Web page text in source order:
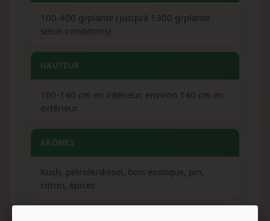
100-400 g/plante (jusqu'à 1300 g/plante
selon conditions)
HAUTEUR
100-140 cm en intérieur, environ 140 cm en
extérieur
ARÔMES
Kush, pétrole/diesel, bois exotique, pin,
citron, épices